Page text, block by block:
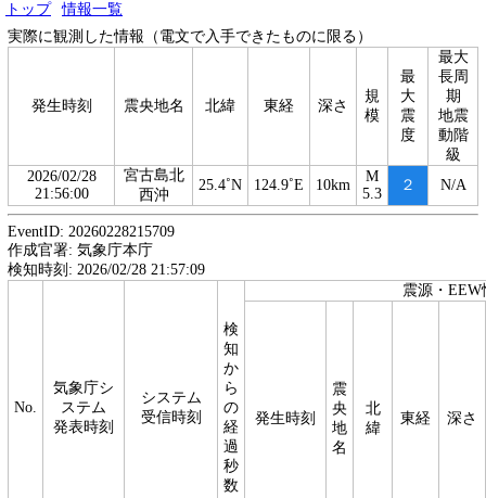
トップ
情報一覧
実際に観測した情報（電文で入手できたものに限る）
発生時刻 震央地名 北緯 東経 深さ
規
模
最
大
震
度
最大
長周
期
地震
動階
級
2026/02/28
21:56:00
宮古島北
西沖
25.4˚N 124.9˚E 10km
M
5.3
２ N/A
EventID: 20260228215709
作成官署: 気象庁本庁
検知時刻: 2026/02/28 21:57:09
No.
気象庁シ
ステム
発表時刻
システム
受信時刻
検
知
か
ら
の
経
過
秒
数
震源・EEW
発生時刻
震
央
地
名
北
緯
東経 深さ